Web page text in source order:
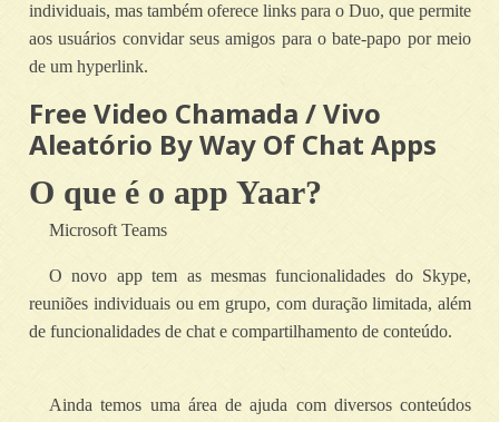
individuais, mas também oferece links para o Duo, que permite
aos usuários convidar seus amigos para o bate-papo por meio
de um hyperlink.
Free Video Chamada / Vivo
Aleatório By Way Of Chat Apps
O que é o app Yaar?
Microsoft Teams
O novo app tem as mesmas funcionalidades do Skype,
reuniões individuais ou em grupo, com duração limitada, além
de funcionalidades de chat e compartilhamento de conteúdo.
Ainda temos uma área de ajuda com diversos conteúdos